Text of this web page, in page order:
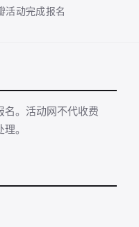
活动完成报名
名。活动网不代收费
。